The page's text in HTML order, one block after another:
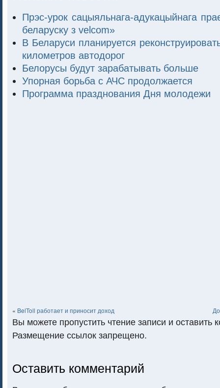
Прэс-урок сацыяльнага-адукацыйнага
беларуску з velcom»
В Беларуси планируется
километров автодорог
Белорусы будут зарабатывать больше
Упорная борьба с АЧС продолжается
Программа празднования Дня молодежи
« BelToll работает и приносит доход
Вы можете пропустить чтение записи и оставить
Размещение ссылок запрещено.
Оставить комментарий